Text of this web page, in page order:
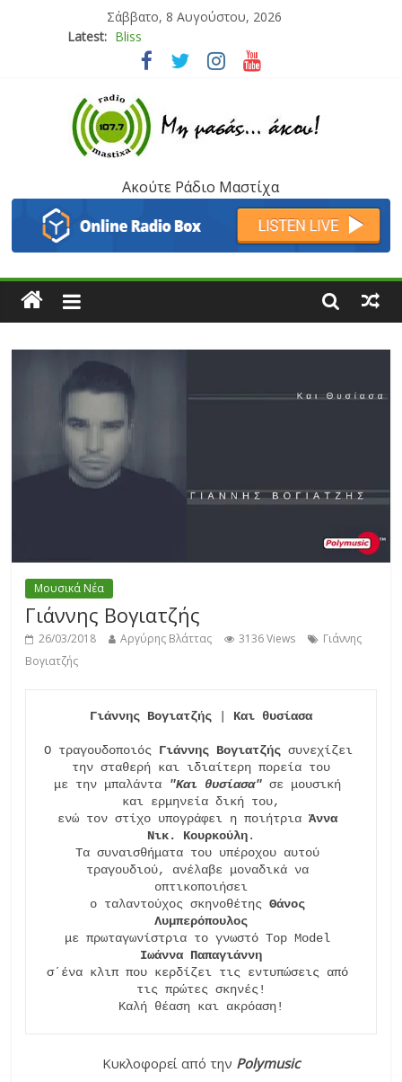
Σάββατο, 8 Αυγούστου, 2026
Latest: Bliss
Μάνος Τρυπιάς & Γιώργος Στρατάκης
Ιορδάνης Αγαπητός
Μαριάννα Μασάδη
Τάνια Μπρεάζου
Ακούτε Ράδιο Μαστίχα
Μουσικά Νέα
Γιάννης Βογιατζής
26/03/2018 Αργύρης Βλάττας 3136 Views
Γιάννης
Βογιατζής
Γιάννης Βογιατζής Και θυσίασα
Ο τραγουδοποιός Γιάννης Βογιατζής συνεχίζει
την σταθερή και ιδιαίτερη πορεία του
με την μπαλάντα
"Και θυσίασα" σε μουσική
και ερμηνεία δική του,
ενώ τον στίχο υπογράφει η ποιήτρια Άννα
Νικ. Κουρκούλη.
Τα συναισθήματα του υπέροχου αυτού
τραγουδιού, ανέλαβε μοναδικά να
οπτικοποιήσει
ο ταλαντούχος σκηνοθέτης Θάνος
Λυμπερόπουλος
με πρωταγωνίστρια το γνωστό Top Model
Ιωάννα Παπαγιάννη
σ΄ένα κλιπ που κερδίζει τις εντυπώσεις από
τις πρώτες σκηνές!
Καλή θέαση και ακρόαση!
Κυκλοφορεί από την Polymusic